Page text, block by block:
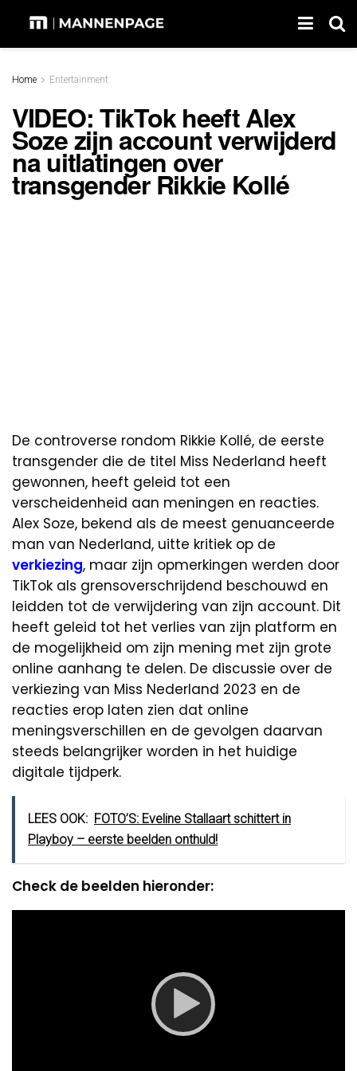
Home Entertainment
VIDEO: TikTok heeft Alex
Soze zijn account verwijderd
na uitlatingen over
transgender Rikkie Kollé
De controverse rondom Rikkie Kollé, de eerste
transgender die de titel Miss Nederland heeft
gewonnen, heeft geleid tot een
verscheidenheid aan meningen en reacties.
Alex Soze, bekend als de meest genuanceerde
man van Nederland, uitte kritiek op de
verkiezing, maar zijn opmerkingen werden door
TikTok als grensoverschrijdend beschouwd en
leidden tot de verwijdering van zijn account. Dit
heeft geleid tot het verlies van zijn platform en
de mogelijkheid om zijn mening met zijn grote
online aanhang te delen. De discussie over de
verkiezing van Miss Nederland 2023 en de
reacties erop laten zien dat online
meningsverschillen en de gevolgen daarvan
steeds belangrijker worden in het huidige
digitale tijdperk.
LEES OOK: FOTO’S: Eveline Stallaart schittert in
Playboy – eerste beelden onthuld!
Check de beelden hieronder: